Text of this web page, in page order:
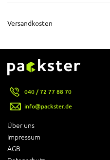
Versandkosten
Über uns
Impressum
AGB
040 / 72 77 88 70
info@packster.de